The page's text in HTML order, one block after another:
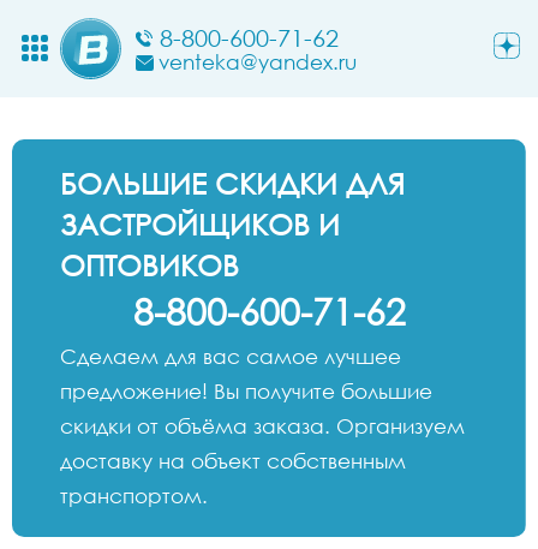
8-800-600-71-62
venteka@yandex.ru
БОЛЬШИЕ СКИДКИ ДЛЯ
ЗАСТРОЙЩИКОВ И
ОПТОВИКОВ
8-800-600-71-62
Сделаем для вас самое лучшее
предложение! Вы получите большие
скидки от объёма заказа. Организуем
доставку на объект собственным
транспортом.